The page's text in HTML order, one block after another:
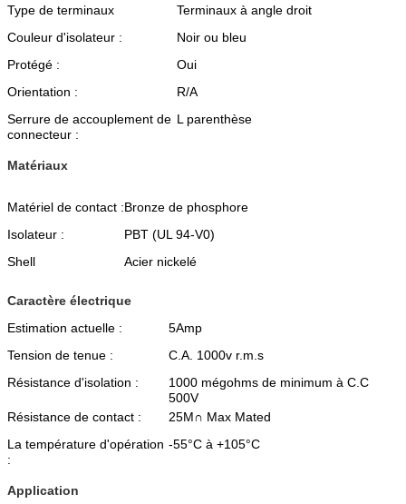
Type de terminaux
Terminaux à angle droit
Couleur d'isolateur :
Noir ou bleu
Protégé :
Oui
Orientation :
R/A
Serrure de accouplement de
connecteur :
L parenthèse
Matériaux
Matériel de contact :Bronze de phosphore
Isolateur :
PBT (UL 94-V0)
Shell
Acier nickelé
Caractère électrique
Estimation actuelle :
5Amp
Tension de tenue :
C.A. 1000v r.m.s
Résistance d'isolation :
1000 mégohms de minimum à C.C
500V
Résistance de contact :
25M∩ Max Mated
La température d'opération
:
-55°C à +105°C
Application